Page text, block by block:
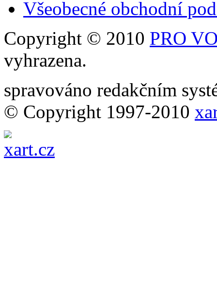
Všeobecné obchodní
Copyright © 2010 PRO
vyhrazena.
spravováno redakčním
© Copyright 1997-2010